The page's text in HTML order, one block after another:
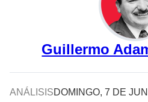
Guillermo
ANÁLISISDOMINGO, 7 DE